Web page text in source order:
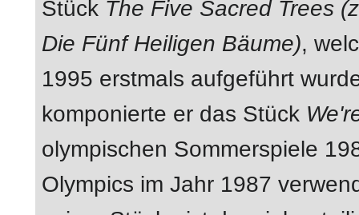
Stück The Five Sacred Trees
Die Fünf Heiligen Bäume),
1995 erstmals aufgeführt
komponierte er das Stück
olympischen Sommerspiele
Olympics im Jahr 1987